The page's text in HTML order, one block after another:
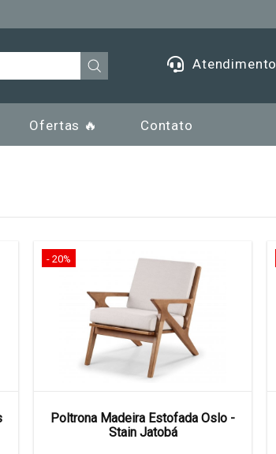
Atendimento
Ofertas 🔥 Contato
- 20%
Poltrona Madeira Estofada Oslo -
Stain Jatobá